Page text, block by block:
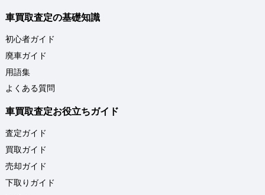
車買取査定の基礎知識
初心者ガイド
廃車ガイド
用語集
よくある質問
車買取査定お役立ちガイド
査定ガイド
買取ガイド
売却ガイド
下取りガイド